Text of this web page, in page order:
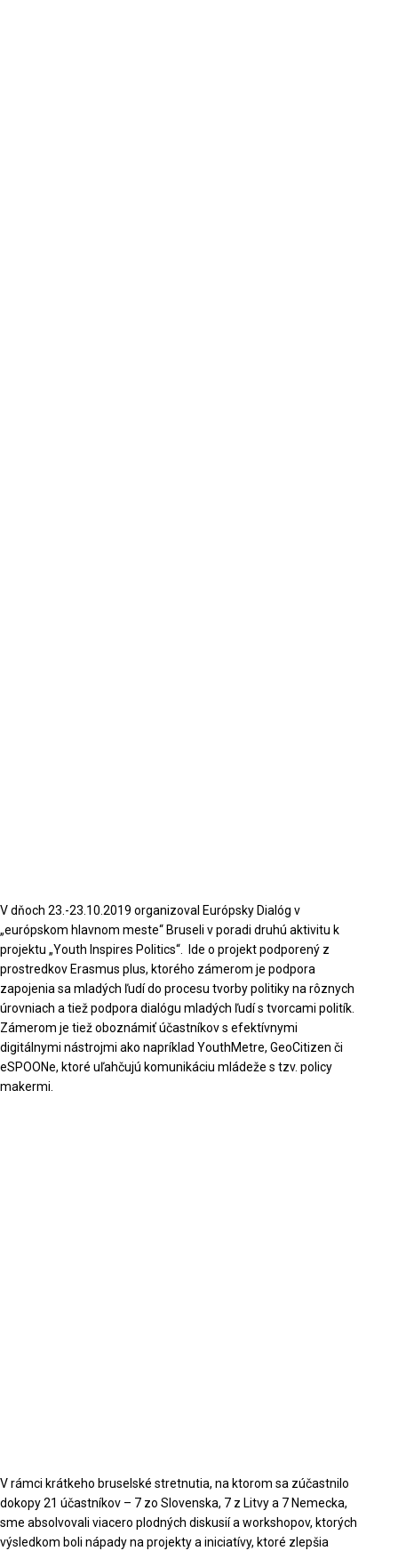
V dňoch 23.-23.10.2019 organizoval Európsky Dialóg v
„európskom hlavnom meste“ Bruseli v poradi druhú aktivitu k
projektu „Youth Inspires Politics“. Ide o projekt podporený z
prostredkov Erasmus plus, ktorého zámerom je podpora
zapojenia sa mladých ľudí do procesu tvorby politiky na rôznych
úrovniach a tiež podpora dialógu mladých ľudí s tvorcami politík.
Zámerom je tiež oboznámiť účastníkov s efektívnymi
digitálnymi nástrojmi ako napríklad YouthMetre, GeoCitizen či
eSPOONe, ktoré uľahčujú komunikáciu mládeže s tzv. policy
makermi.
V rámci krátkeho bruselské stretnutia, na ktorom sa zúčastnilo
dokopy 21 účastníkov – 7 zo Slovenska, 7 z Litvy a 7 Nemecka,
sme absolvovali viacero plodných diskusií a workshopov, ktorých
výsledkom boli nápady na projekty a iniciatívy, ktoré zlepšia